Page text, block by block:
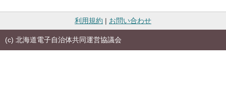
利用規約 | お問い合わせ
(c) 北海道電子自治体共同運営協議会